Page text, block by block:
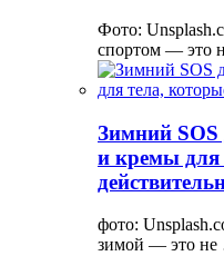
Фото:
спортом — это
Зимний
и кремы для
фото:
зимой — это